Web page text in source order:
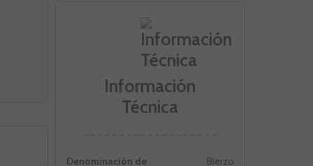
Información
Técnica
Denominación de
Bierzo